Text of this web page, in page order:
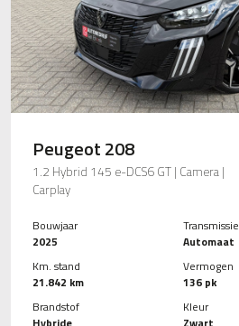
Peugeot 208
1.2 Hybrid 145 e-DCS6 GT | Camera |
Carplay
Bouwjaar
2025
Km. stand
21.842 km
Brandstof
Transmissie
Automaat
Vermogen
136 pk
Kleur